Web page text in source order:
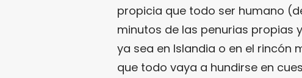
propicia que todo ser humano
minutos de las penurias propias
ya sea en Islandia o en el rincón
que todo vaya a hundirse en